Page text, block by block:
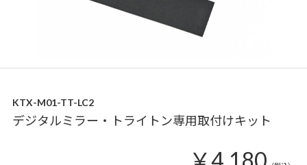
KTX-M01-TT-LC2
デジタルミラー・トライトン専用取付けキット